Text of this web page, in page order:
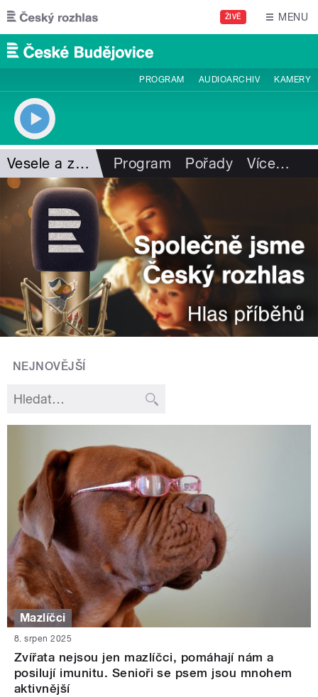
Přejít k hlavnímu obsahu
ŽIVĚ MENU
PROGRAM AUDIOARCHIV KAMERY
Vesele a zdravě Program Pořady Více…
NEJNOVĚJŠÍ
Mazlíčci
8. srpen 2025
Zvířata nejsou jen mazlíčci, pomáhají nám a
posilují imunitu. Senioři se psem jsou mnohem
aktivnější